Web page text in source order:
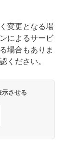
変更となる場
によるサービ
場合もありま
ください。
させる